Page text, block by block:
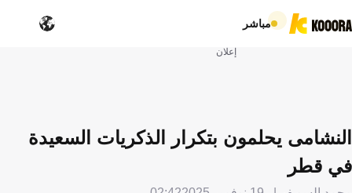
مباشر
إعلان
النشامى يحلمون بتكرار الذكريات السعيدة
في قطر